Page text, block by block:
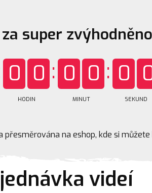
super
0 0
HODIN
0 0
MINUT
0
SEKUND
na eshop, kde si
videí